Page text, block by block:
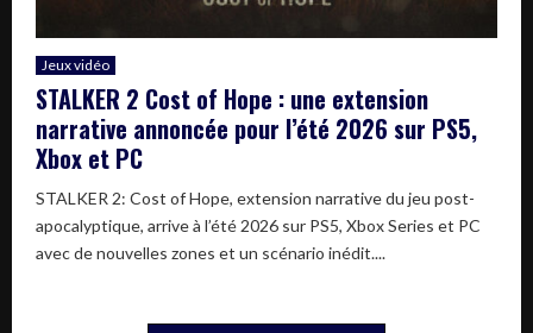
Jeux vidéo
STALKER 2 Cost of Hope : une extension
narrative annoncée pour l’été 2026 sur PS5,
Xbox et PC
STALKER 2: Cost of Hope, extension narrative du jeu post-
apocalyptique, arrive à l’été 2026 sur PS5, Xbox Series et PC
avec de nouvelles zones et un scénario inédit....